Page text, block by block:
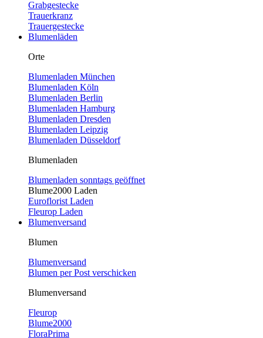
Grabgestecke
Trauerkranz
Trauergestecke
Blumenläden
Orte
Blumenladen München
Blumenladen Köln
Blumenladen Berlin
Blumenladen Hamburg
Blumenladen Dresden
Blumenladen Leipzig
Blumenladen Düsseldorf
Blumenladen
Blumenladen sonntags geöffnet
Blume2000 Laden
Euroflorist Laden
Fleurop Laden
Blumenversand
Blumen
Blumenversand
Blumen per Post verschicken
Blumenversand
Fleurop
Blume2000
FloraPrima